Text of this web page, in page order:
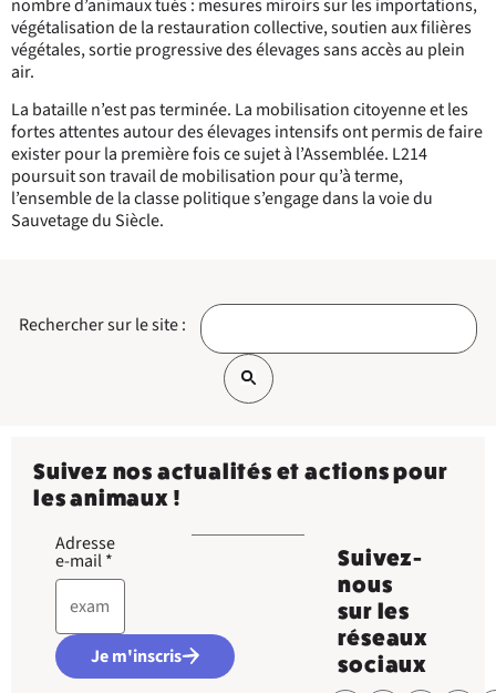
nombre d’animaux tués : mesures miroirs sur les importations,
végétalisation de la restauration collective, soutien aux filières
végétales, sortie progressive des élevages sans accès au plein
air.
La bataille n’estpas terminée. La mobilisation citoyenne et les
fortes attentes autour des élevages intensifs ont permis de faire
exister pour la première fois ce sujet à l’Assemblée. L214
poursuit son travail de mobilisation pour qu’à terme,
l’ensemble de la classe politique s’engage dans la voie du
Sauvetage du Siècle.
Rechercher sur le site :
Suivez nos actualités et actions pour
les animaux !
Adresse
e-mail*
Je m'inscris
Suivez-
nous
sur les
réseaux
sociaux